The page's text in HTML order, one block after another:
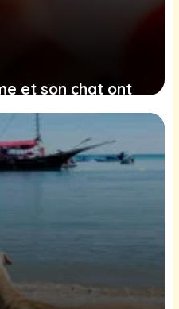
et son chat ont
trouvé dans les